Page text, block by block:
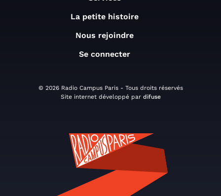
La petite histoire
Nous rejoindre
Se connecter
© 2026 Radio Campus Paris - Tous droits réservés
Site internet développé par difuse